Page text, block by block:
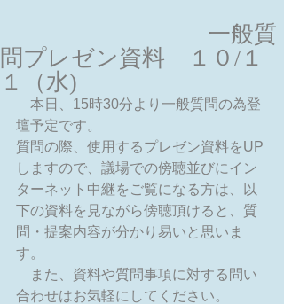
一般質
問プレゼン資料 １０/１
１（水)
本日、15時30分より一般質問の為登
壇予定です。
質問の際、使用するプレゼン資料をUP
しますので、議場での傍聴並びにイン
ターネット中継をご覧になる方は、以
下の資料を見ながら傍聴頂けると、質
問・提案内容が分かり易いと思いま
す。
また、資料や質問事項に対する問い
合わせはお気軽にしてください。